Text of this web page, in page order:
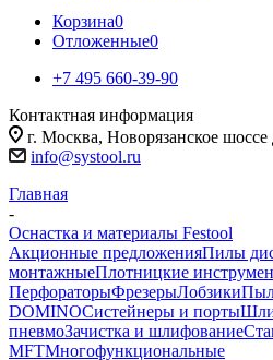
Корзина0
Отложенные0
+7 495 660-39-90
Контактная информация
г. Москва, Новорязанское шоссе
info@systool.ru
Главная
-
Оснастка и материалы Festool
Акционные предложенияПилы
монтажныеПлотницкие
ПерфораторыФрезерыЛобзики
DOMINOСистейнеры и порты
пневмоЗачистка и шлифование
MFTМногофункциональные